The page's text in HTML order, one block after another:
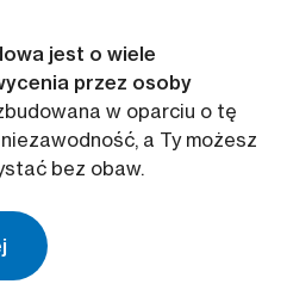
jest o wiele
przez osoby
w oparciu o tę
a Ty możesz
bez obaw.